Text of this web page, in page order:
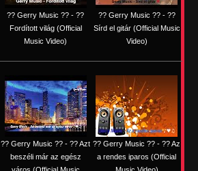
?? Gerry Music ?? - ??
Fordított világ (Official
Music Video)
?? Gerry Music ?? - ??
Sírd el gitár (Official Music
Video)
?? Gerry Music ?? - ?? Azt
beszéli már az egész
?? Gerry Music ?? - ?? Az
a rendes iparos (Official